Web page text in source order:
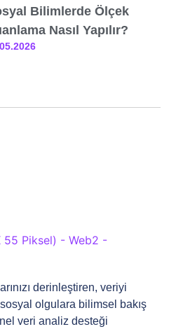
Bilimlerde Ölçek
Nasıl Yapılır?
derinleştiren, veriyi
olgulara bilimsel bakış
veri analiz desteği